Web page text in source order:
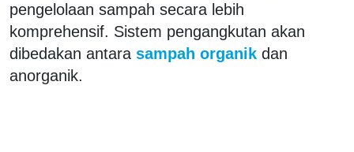
pengelolaan sampah secara lebih
komprehensif. Sistem pengangkutan akan
dibedakan antara sampah organik dan
anorganik.